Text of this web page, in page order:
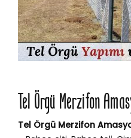
Tel Örgü Merzifon
Tel Örgü Merzifon